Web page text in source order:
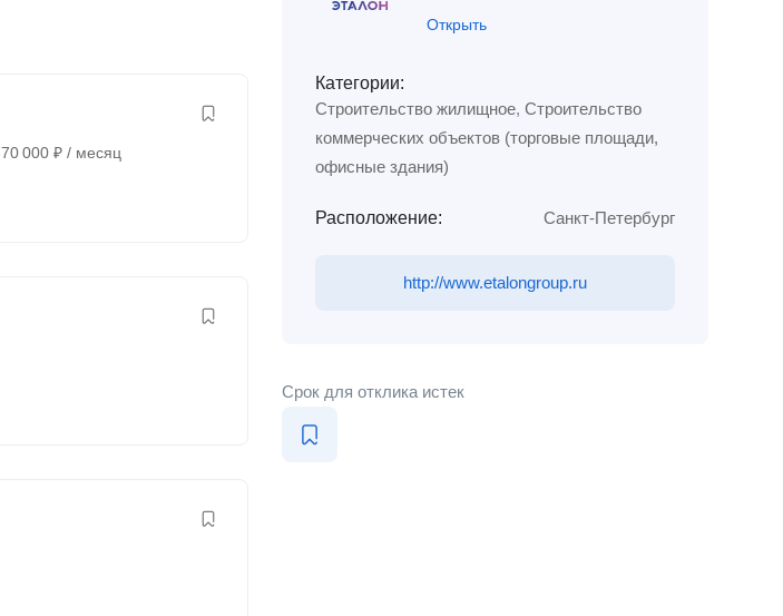
70 000 ₽ / месяц
Открыть
Категории:
Строительство жилищное, Строительство
коммерческих объектов (торговые площади,
офисные здания)
Расположение: Санкт-Петербург
http://www.etalongroup.ru
Срок для отклика истек